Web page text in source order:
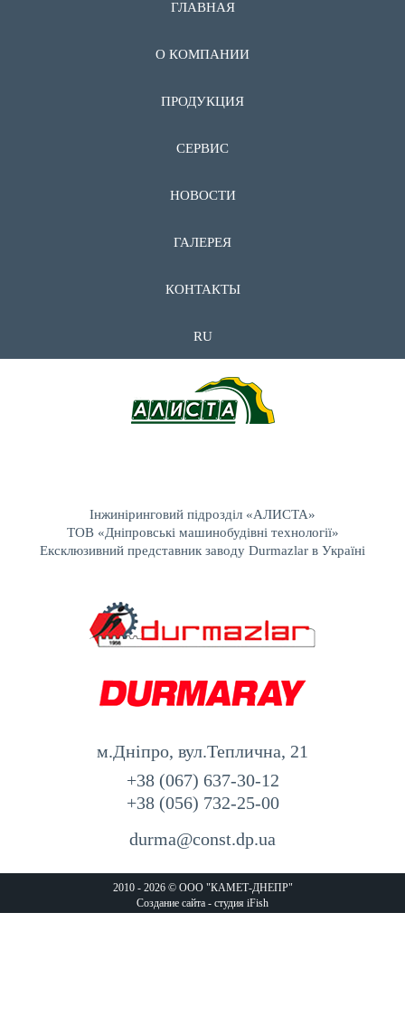
ГЛАВНАЯ
О КОМПАНИИ
ПРОДУКЦИЯ
СЕРВИС
НОВОСТИ
ГАЛЕРЕЯ
КОНТАКТЫ
RU
Інжиніринговий підрозділ «АЛИСТА»
ТОВ «Дніпровські машинобудівні технології»
Ексклюзивний представник заводу Durmazlar в Україні
м.Дніпро, вул.Теплична, 21
+38 (067) 637-30-12
+38 (056) 732-25-00
durma@const.dp.ua
2010 - 2026 © ООО "КАМЕТ-ДНЕПР"
Создание сайта - студия iFish